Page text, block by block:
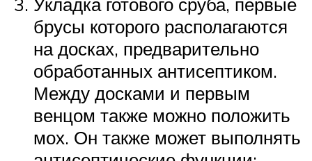
брусы которого располагаются
на досках, предварительно
обработанных антисептиком.
Между досками и первым
венцом также можно положить
мох. Он также может выполнять